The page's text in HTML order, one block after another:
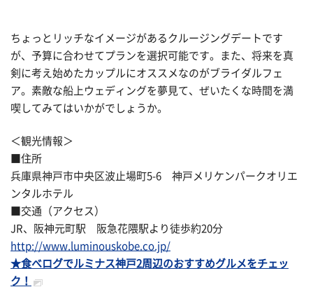
ちょっとリッチなイメージがあるクルージングデートです
が、予算に合わせてプランを選択可能です。また、将来を真
剣に考え始めたカップルにオススメなのがブライダルフェ
ア。素敵な船上ウェディングを夢見て、ぜいたくな時間を満
喫してみてはいかがでしょうか。
＜観光情報＞
■住所
兵庫県神戸市中央区波止場町5-6 神戸メリケンパークオリエ
ンタルホテル
■交通（アクセス）
JR、阪神元町駅 阪急花隈駅より徒歩約20分
http://www.luminouskobe.co.jp/
★食べログでルミナス神戸2周辺のおすすめグルメをチェッ
ク！